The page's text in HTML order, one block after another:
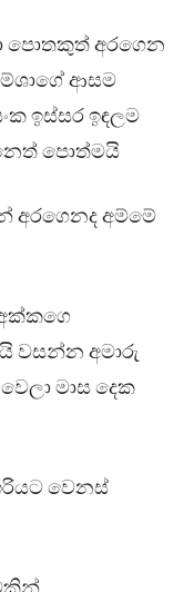
පොතකුත් අරගෙන
ආසම
ඉස්සර ඉඳලම
පොත්මයි
අරගෙනද අම්මේ
වසන්න අමාරු
මාස දෙක
වෙනස්